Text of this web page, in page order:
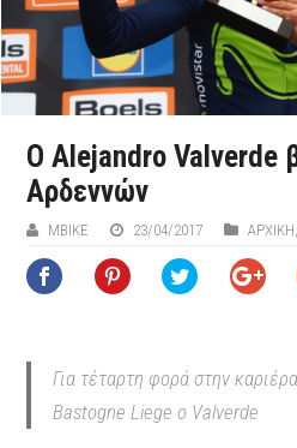
Ο Alejandro Valverde
Αρδεννών
ΜΒIKE 23/04/2017 ΑΡΧΙΚΉ,
Για τέταρτη φορά στην
Bastogne Liege ο Valverde